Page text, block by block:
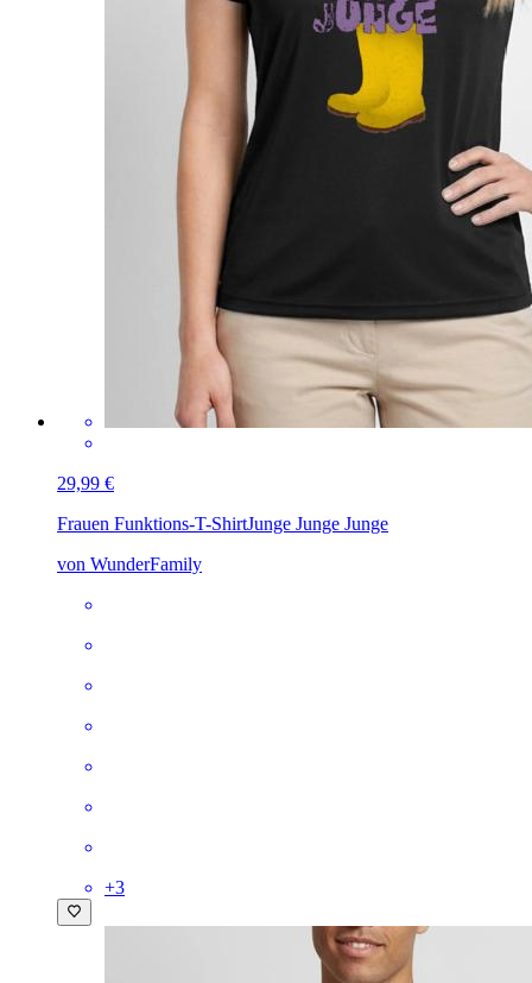
29,99 €
Frauen Funktions-T-ShirtJunge Junge Junge
von WunderFamily
+3